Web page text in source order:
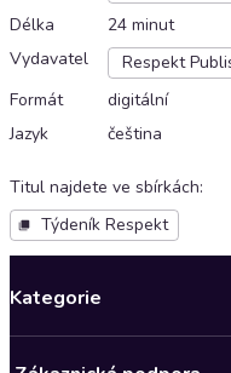
Délka
24 minut
Vydavatel
Respekt
Formát
digitální
Jazyk
čeština
Titul najdete ve sbírkách:
Týdeník Respekt
Kategorie